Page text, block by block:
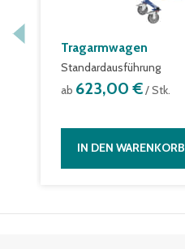
Tragarmwagen
Standardausführung
ab 623,00 €/ Stk.
IN DEN WARENKORB